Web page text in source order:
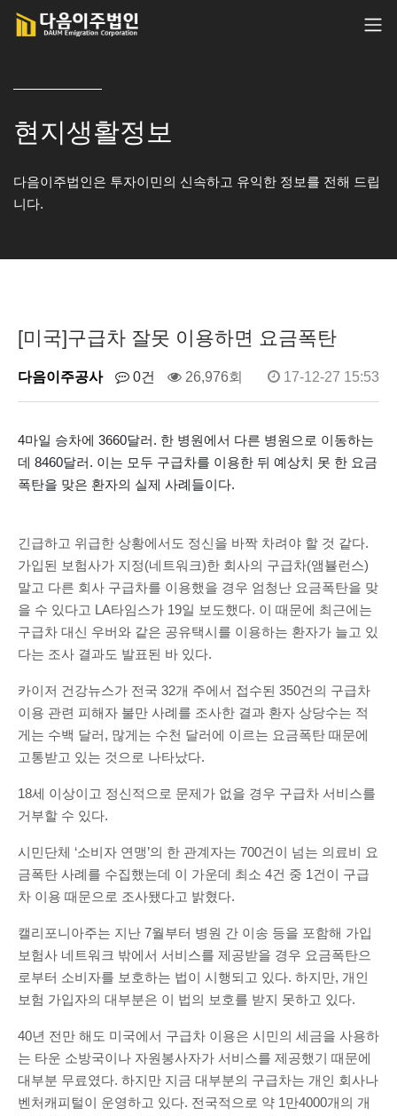
현지생활정보
다음이주법인은 투자이민의 신속하고 유익한 정보를 전해 드립
니다.
[미국]구급차 잘못 이용하면 요금폭탄
다음이주공사 0건 26,976회 17-12-27 15:53
4마일 승차에 3660달러. 한 병원에서 다른 병원으로 이동하는
데 8460달러. 이는 모두 구급차를 이용한 뒤 예상치 못 한 요금
폭탄을 맞은 환자의 실제 사례들이다.
긴급하고 위급한 상황에서도 정신을 바짝 차려야 할 것 같다.
가입된 보험사가 지정(네트워크)한 회사의 구급차(앰뷸런스)
말고 다른 회사 구급차를 이용했을 경우 엄청난 요금폭탄을 맞
을 수 있다고 LA타임스가 19일 보도했다. 이 때문에 최근에는
구급차 대신 우버와 같은 공유택시를 이용하는 환자가 늘고 있
다는 조사 결과도 발표된 바 있다.
카이저 건강뉴스가 전국 32개 주에서 접수된 350건의 구급차
이용 관련 피해자 불만 사례를 조사한 결과 환자 상당수는 적
게는 수백 달러, 많게는 수천 달러에 이르는 요금폭탄 때문에
고통받고 있는 것으로 나타났다.
18세 이상이고 정신적으로 문제가 없을 경우 구급차 서비스를
거부할 수 있다.
시민단체 ‘소비자 연맹’의 한 관계자는 700건이 넘는 의료비 요
금폭탄 사례를 수집했는데 이 가운데 최소 4건 중 1건이 구급
차 이용 때문으로 조사됐다고 밝혔다.
캘리포니아주는 지난 7월부터 병원 간 이송 등을 포함해 가입
보험사 네트워크 밖에서 서비스를 제공받을 경우 요금폭탄으
로부터 소비자를 보호하는 법이 시행되고 있다. 하지만, 개인
보험 가입자의 대부분은 이 법의 보호를 받지 못하고 있다.
40년 전만 해도 미국에서 구급차 이용은 시민의 세금을 사용하
는 타운 소방국이나 자원봉사자가 서비스를 제공했기 때문에
대부분 무료였다. 하지만 지금 대부분의 구급차는 개인 회사나
벤처캐피털이 운영하고 있다. 전국적으로 약 1만4000개의 개